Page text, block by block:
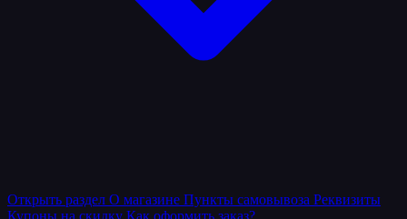
Открыть раздел О магазине Пункты самовывоза Реквизиты
Купоны на скидку Как оформить заказ?